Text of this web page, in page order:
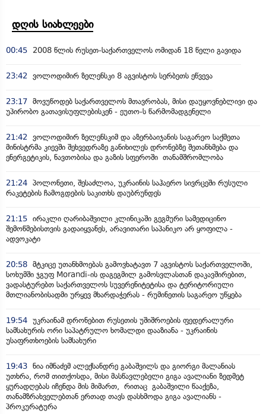
დღის სიახლეები
00:45 2008 წლის რუსეთ-საქართველოს ომიდან 18 წელი გავიდა
23:42 ვოლოდიმირ ზელენსკი 8 აგვისტოს სერბეთს ეწვევა
23:17 მოვუწოდებ საქართველოს მთავრობას, მისი დაუყოვნებლივი და
უპირობო გათავისუფლებისკენ - ეუთო-ს წარმომადგენელი
21:42
ვოლოდიმირ ზელენსკიმ და აზერბაიჯანის საგარეო საქმეთა
მინისტრმა კიევში შეხვედრაზე განიხილეს დრონებზე შეთანხმება და
ენერგეტიკის, ნავთობისა და გაზის სფეროში თანამშრომლობა
21:24 პოლონეთი, შესაძლოა, უკრაინის საჰაერო სივრცეში რუსული
რაკეტების ჩამოგდების საკითხს დაუბრუნდეს
21:15 ირაკლი ღარიბაშვილი კლინიკაში გეგმური სამედიცინო
შემოწმებისთვის გადაიყვანეს, არავითარი საპანიკო არ ყოფილა -
ადვოკატი
20:58 მტკიცე უთანხმოებას გამოვხატავთ 7 აგვისტოს საქართველოში,
სოხუმში ჯგუფ Morandi-ის დაგეგმილ გამოსვლასთან დაკავშირებით,
ვადასტურებთ საქართველოს სუვერენიტეტისა და ტერიტორიული
მთლიანობისადმი ურყევ მხარდაჭერას - რუმინეთის საგარეო უწყება
19:54 უკრაინამ დრონებით რუსეთის უშიშროების ფედერალური
სამსახურის ორი საპატრულო ხომალდი დააზიანა - უკრაინის
უსაფრთხოების სამსახური
19:43 ნია იმნაძემ ალექსანდრე გაბაშვილს და გიორგი მალანიას
უთხრა, რომ თითქოსდა, მისი მასწავლებელი გიგა ავალიანი ზედმეტ
ყურადღებას იჩენდა მის მიმართ, რითაც გაბაშვილი წააქეზა,
თანამზრახველებთან ერთად თავს დასხმოდა გიგა ავალიანს -
პროკურატურა